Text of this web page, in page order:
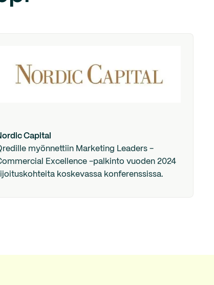
Capital
myönnettiin Marketing Leaders -
Excellence -palkinto vuoden 2024
koskevassa konferenssissa.